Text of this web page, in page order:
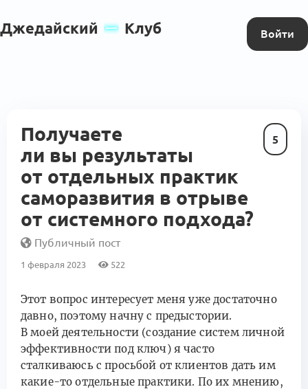
Джедайский Клуб Войти
5
Получаете
ли вы результаты
от отдельных практик
саморазвития в отрыве
от системного подхода?
Публичный пост
1 февраля 2023 522
Этот вопрос интересует меня уже достаточно
давно, поэтому начну с предыстории.
В моей деятельности (создание систем личной
эффективности под ключ) я часто
сталкиваюсь с просьбой от клиентов дать им
какие-то отдельные практики. По их мнению,